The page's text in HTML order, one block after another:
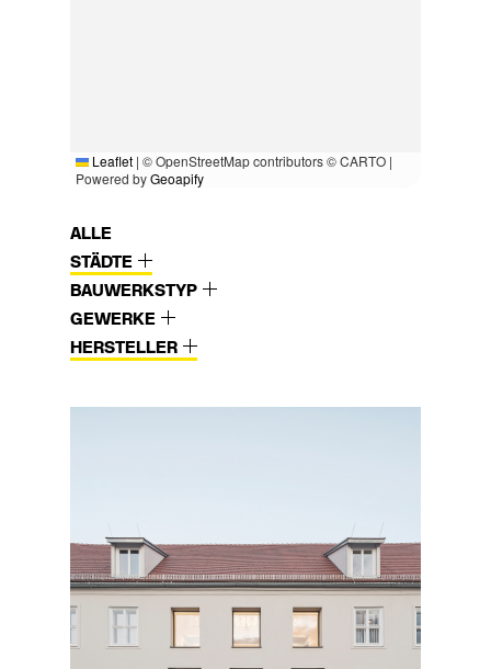
Leaflet | © OpenStreetMap contributors © CARTO |
Powered byGeoapify
ALLE
STÄDTE
BAUWERKSTYP
GEWERKE
HERSTELLER